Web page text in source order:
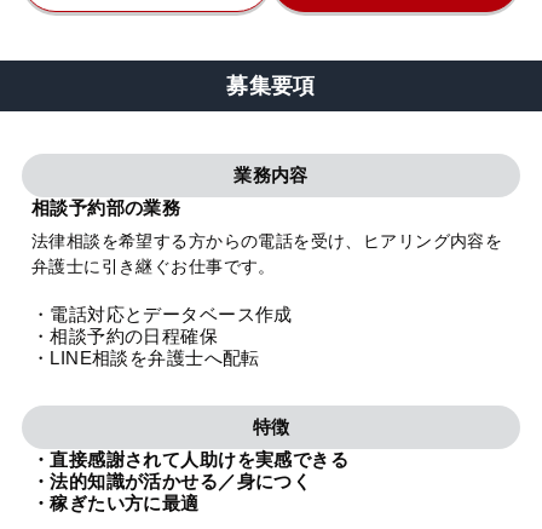
募集要項
業務内容
相談予約部の業務
法律相談を希望する方からの電話を受け、ヒアリング内容を
弁護士に引き継ぐお仕事です。
・電話対応とデータベース作成
・相談予約の日程確保
・LINE相談を弁護士へ配転
特徴
・直接感謝されて人助けを実感できる
・法的知識が活かせる／身につく
・稼ぎたい方に最適
特設サイト
相談先情報サイト
プライバシーポリシー 利用規約 内部通報
TikTok受賞